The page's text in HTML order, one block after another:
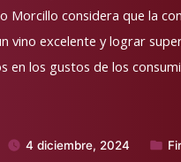
Morcillo considera que la
vino excelente y lograr
en los gustos de los
4 diciembre, 2024